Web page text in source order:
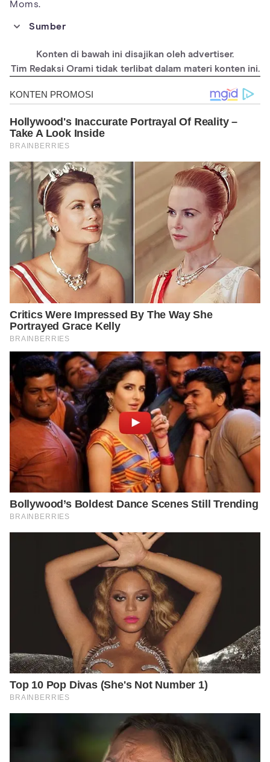
Moms.
Sumber
https://www.countryliving.com/gardening/garden-
ideas/g30472278/balcony-plants/
Konten di bawah ini disajikan oleh advertiser.
Tim Redaksi Orami tidak terlibat dalam materi konten ini.